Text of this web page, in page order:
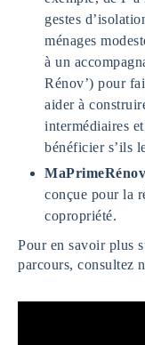
gestes
ménages
à un
Rénov’) pour
aider à
intermédiaires
bénéficier s’ils
conçue pour la
copropriété.
Pour en savoir plus
parcours, consultez